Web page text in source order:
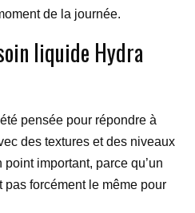
de la journée.
liquide Hydra
pensée pour répondre à
des textures et des niveaux
important, parce qu’un
pas forcément le même pour